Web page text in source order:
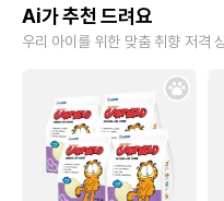
Ai가 추천 드려요
우리 아이를 위한 맞춤 취향 저격